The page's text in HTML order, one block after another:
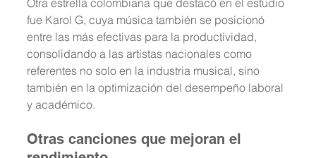
Otra estrella colombiana que destacó en el estudio
fue Karol G, cuya música también se posicionó
entre las más efectivas para la productividad,
consolidando a las artistas nacionales como
referentes no solo en la industria musical, sino
también en la optimización del desempeño laboral
y académico.
Otras canciones que mejoran el